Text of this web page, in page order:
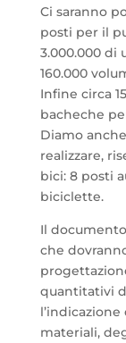
Ci saranno
posti per il
3.000.000 di
160.000
Infine circa
bacheche
Diamo
realizzare,
bici: 8 posti
biciclette.
Il
che
quantitativi
materiali,